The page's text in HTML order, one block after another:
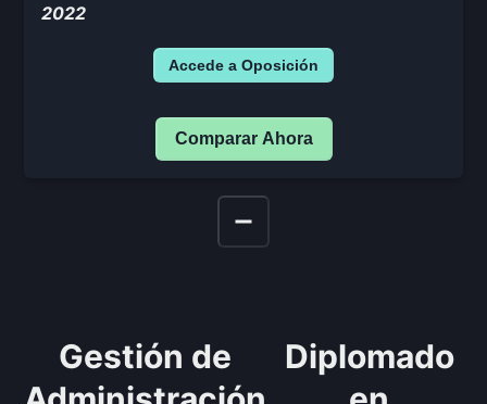
2022
Accede a Oposición
Comparar Ahora
Gestión de
Diplomado